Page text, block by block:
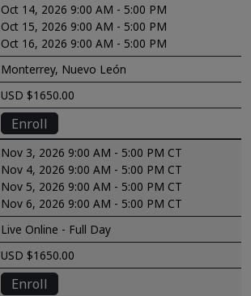
Oct 14, 2026 9:00 AM - 5:00 PM
Oct 15, 2026 9:00 AM - 5:00 PM
Oct 16, 2026 9:00 AM - 5:00 PM
Monterrey, Nuevo León
USD $1650.00
Enroll
Nov 3, 2026 9:00 AM - 5:00 PM CT
Nov 4, 2026 9:00 AM - 5:00 PM CT
Nov 5, 2026 9:00 AM - 5:00 PM CT
Nov 6, 2026 9:00 AM - 5:00 PM CT
Live Online - Full Day
USD $1650.00
Enroll